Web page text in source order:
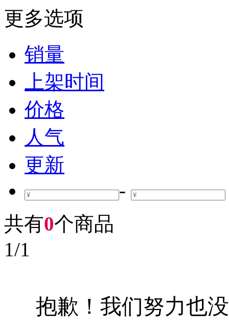
更多选项
销量
上架时间
价格
人气
更新
-
共有0个商品
1/1
抱歉！我们努力也